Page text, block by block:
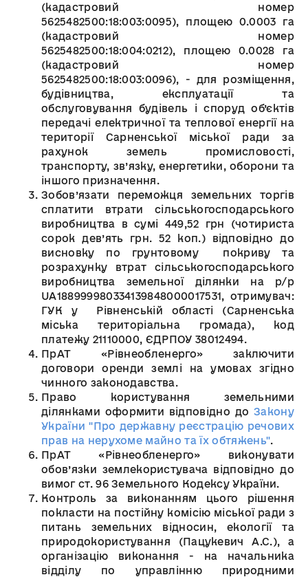
(кадастровий номер
5625482500:18:003:0095), площею 0.0003 га
(кадастровий номер
5625482500:18:004:0212), площею 0.0028 га
(кадастровий номер
5625482500:18:003:0096), - для розміщення,
будівництва, експлуатації та
обслуговування будівель і споруд об’єктів
передачі електричної та теплової енергії на
території Сарненської міської ради за
рахунок земель промисловості,
транспорту, зв’язку, енергетики, оборони та
іншого призначення.
Зобов’язати переможця земельних торгів
сплатити втрати сільськогосподарського
виробництва в сумі 449,52 грн (чотириста
сорок дев’ять грн. 52 коп.) відповідно до
висновку по грунтовому покриву та
розрахунку втрат сільськогосподарського
виробництва земельної ділянки на р/р
UA188999980334139848000017531, отримувач:
ГУК у Рівненській області (Сарненська
міська територіальна громада), код
платежу 21110000, ЄДРПОУ 38012494.
ПрАТ «Рівнеобленерго» заключити
договори оренди землі на умовах згідно
чинного законодавства.
Право користування земельними
ділянками оформити відповідно доЗакону
України "Про державну реєстрацію речових
прав на нерухоме майно та їх обтяжень".
ПрАТ «Рівнеобленерго» виконувати
обов’язки землекористувача відповідно до
вимог ст. 96 Земельного Кодексу України.
Контроль за виконанням цього рішення
покласти на постійну комісію міської ради з
питань земельних відносин, екології та
природокористування (Пацукевич А.С.), а
організацію виконання - на начальника
відділу по управлінню природними